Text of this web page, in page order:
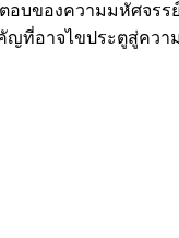
บของความมหัศจรร
ที่อาจไขประตูสู่ควา